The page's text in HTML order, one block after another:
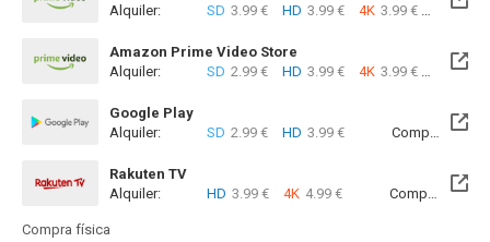
Alquiler:
SD 3.99 € HD 3.99 € 4K 3.99 €
Amazon Prime Video Store
Alquiler:
SD 2.99 € HD 3.99 € 4K 3.99 €
Google Play
Alquiler:
SD 2.99 € HD 3.99 € Compra: SD
Rakuten TV
Alquiler:
HD 3.99 € 4K 4.99 € Compra: SD
Compra física